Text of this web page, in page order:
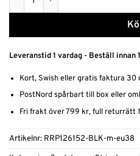
Leveranstid 1 vardag - Beställ
Kort, Swish eller gratis faktura 30
PostNord spårbart till box eller
Fri frakt över 799 kr, full returrätt
Artikelnr: RRP126152-BLK-m-eu38